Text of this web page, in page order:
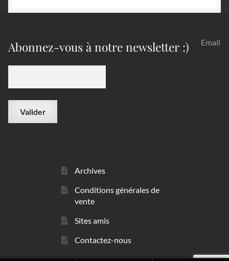
Abonnez-vous à notre newsletter :) Email
Archives
Conditions générales de
vente
Sites amis
Contactez-nous